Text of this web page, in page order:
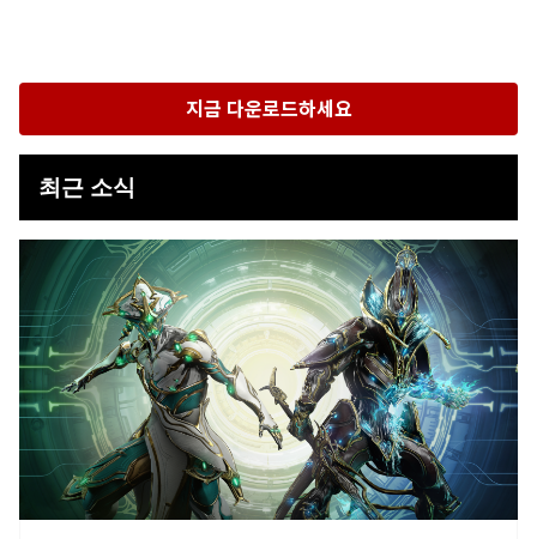
지금 다운로드하세요
최근 소식